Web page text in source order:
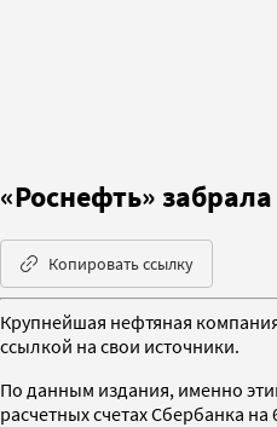
«Роснефть»
Копировать ссылку
Крупнейшая нефтяная
ссылкой на свои источники.
По данным издания, именно
расчетных счетах Сбербанка на